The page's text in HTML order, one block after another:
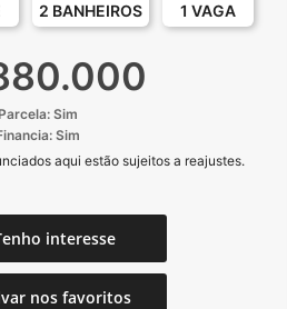
2 BANHEIROS 1 VAGA
Parcela: Sim
Sim
aqui estão sujeitos a reajustes.
interesse
nos favoritos